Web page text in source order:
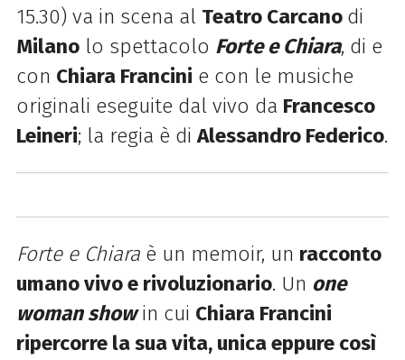
15.30) va in scena al Teatro Carcano di
Milanolo spettacolo Forte e Chiara, di e
con Chiara Francini e con le musiche
originali eseguite dal vivo da Francesco
Leineri; la regia è diAlessandro Federico.
Forte e Chiaraè un memoir, un racconto
umano vivo e rivoluzionario. Un one
woman showin cui Chiara Francini
ripercorre la sua vita, unica eppure così